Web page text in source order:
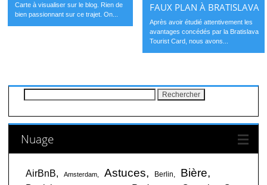
FAUX PLAN À BRATISLAVA
Après avoir étudié attentivement les
avantages concédés par la Bratislava
Tourist Card, nous avons...
Carte à visualiser sur le blog. Rien de
bien passionnant sur ce trajet. On...
Nuage
AirBnB Amsterdam Astuces Berlin Bière